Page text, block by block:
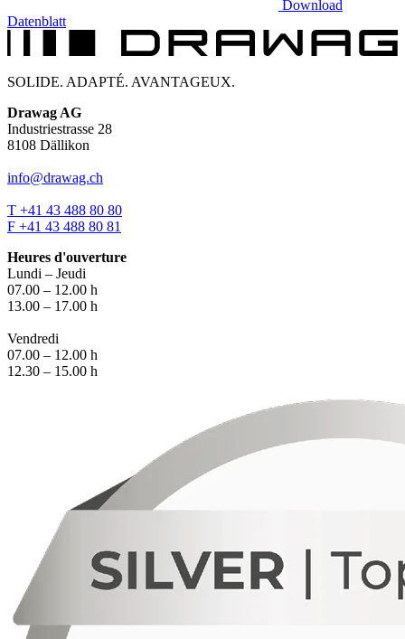
Download
Datenblatt
SOLIDE. ADAPTÉ. AVANTAGEUX.
Drawag AG
Industriestrasse 28
8108 Dällikon
info@drawag.ch
T +41 43 488 80 80
F +41 43 488 80 81
Heures d'ouverture
Lundi – Jeudi
07.00 – 12.00 h
13.00 – 17.00 h
Vendredi
07.00 – 12.00 h
12.30 – 15.00 h